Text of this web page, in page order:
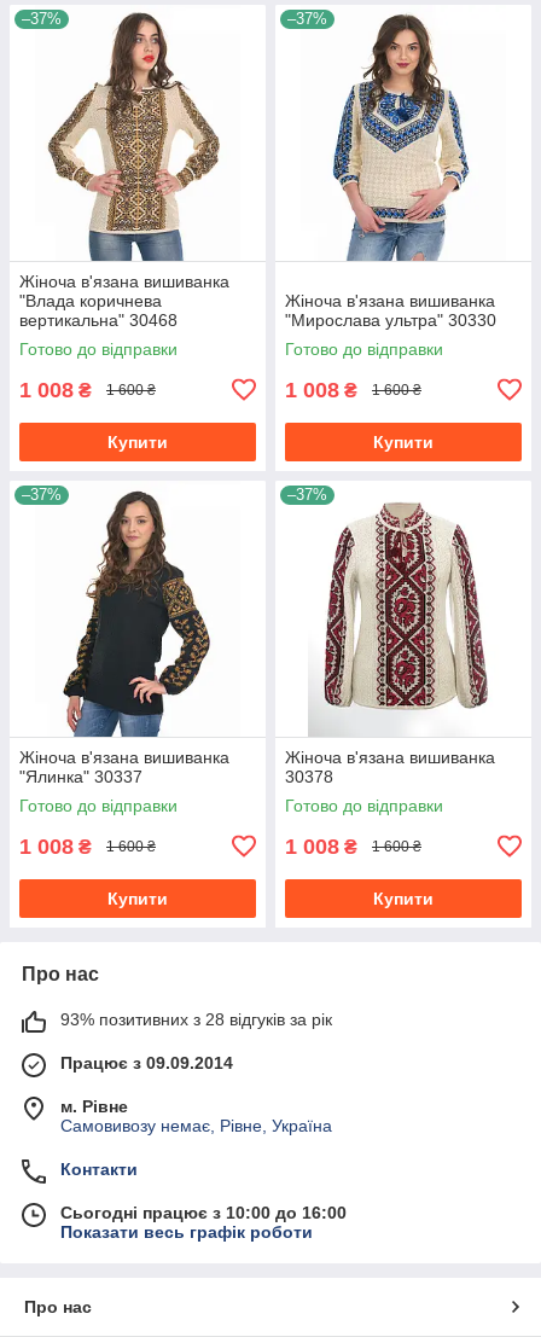
–37%
Жіноча в'язана вишиванка
"Влада коричнева
вертикальна" 30468
Готово до відправки
1 008 ₴ 1 600 ₴
Купити
–37%
Жіноча в'язана вишиванка
"Мирослава ультра" 30330
Готово до відправки
1 008 ₴ 1 600 ₴
Купити
–37%
Жіноча в'язана вишиванка
"Ялинка" 30337
Готово до відправки
1 008 ₴ 1 600 ₴
Купити
–37%
Жіноча в'язана вишиванка
30378
Готово до відправки
1 008 ₴ 1 600 ₴
Купити
Про нас
93% позитивних з 28 відгуків за рік
Працює з 09.09.2014
м. Рівне
Самовивозу немає, Рівне, Україна
Контакти
Сьогодні працює з 10:00 до 16:00
Показати весь графік роботи
Про нас